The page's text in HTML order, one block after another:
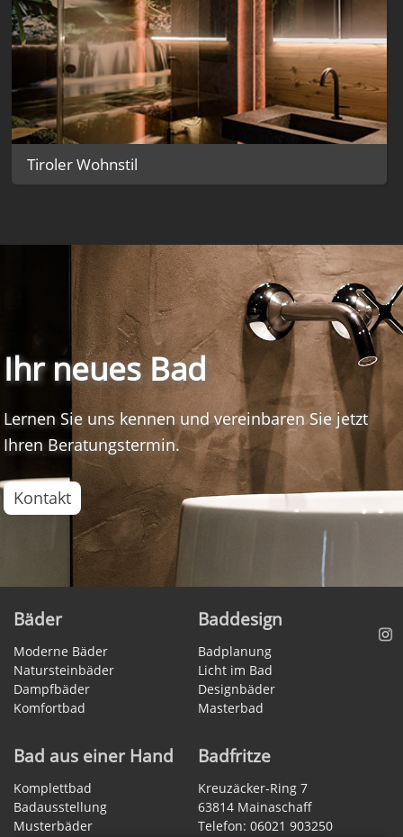
Tiroler Wohnstil
Ihr neues Bad
Lernen Sie uns kennen und vereinbaren Sie jetzt
Ihren Beratungstermin.
Kontakt
Bäder
Moderne Bäder
Natursteinbäder
Dampfbäder
Komfortbad
Baddesign
Badplanung
Licht im Bad
Designbäder
Masterbad
Bad aus einer Hand
Komplettbad
Badausstellung
Musterbäder
Badfritze
Kreuzäcker-Ring 7
63814 Mainaschaff
Telefon: 06021 903250